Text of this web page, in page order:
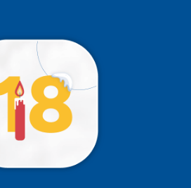
!
Trop tôt 😉